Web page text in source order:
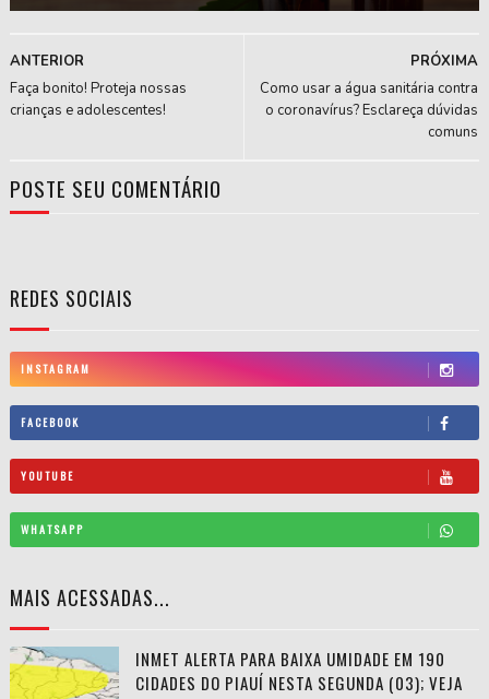
PRÓXIMA
Como usar a água sanitária contra
o coronavírus? Esclareça dúvidas
comuns
ANTERIOR
Faça bonito! Proteja nossas
crianças e adolescentes!
POSTE SEU COMENTÁRIO
REDES SOCIAIS
INSTAGRAM
FACEBOOK
YOUTUBE
WHATSAPP
MAIS ACESSADAS...
INMET ALERTA PARA BAIXA UMIDADE EM 190
CIDADES DO PIAUÍ NESTA SEGUNDA (03); VEJA